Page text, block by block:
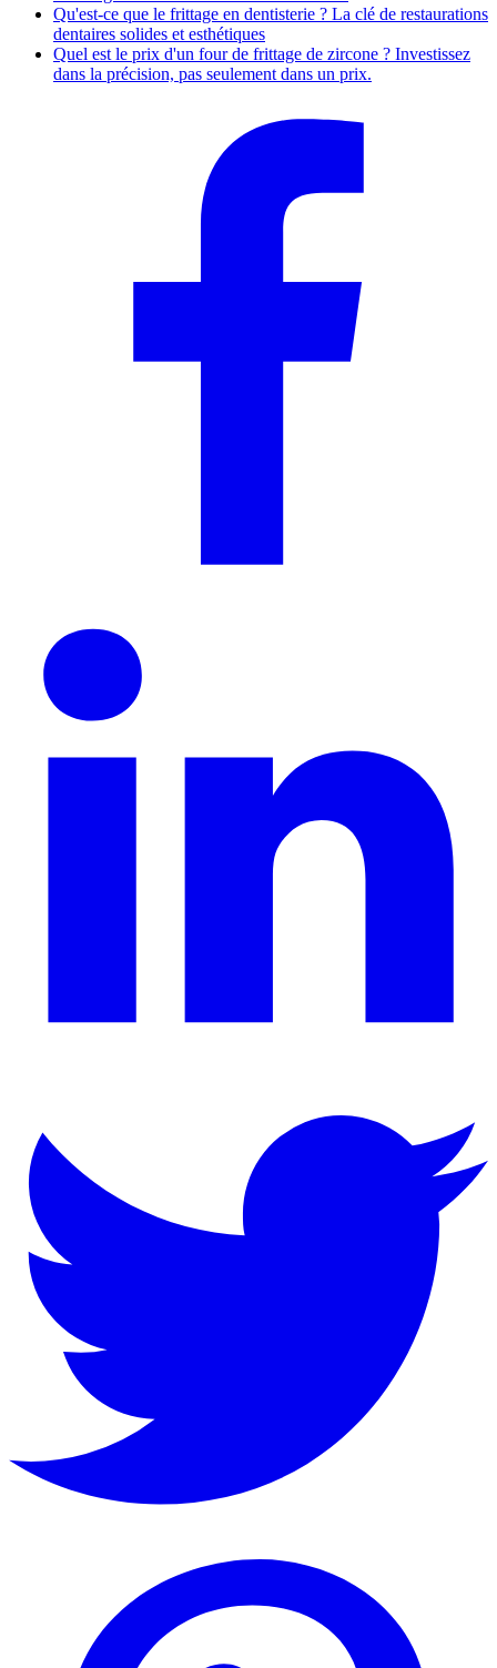
Qu'est-ce que le frittage en dentisterie ? La clé de restaurations
dentaires solides et esthétiques
Quel est le prix d'un four de frittage de zircone ? Investissez
dans la précision, pas seulement dans un prix.